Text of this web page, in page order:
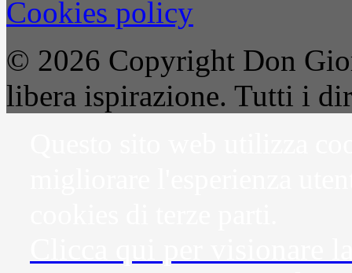
Cookies policy
© 2026 Copyright Don
libera ispirazione. Tutti i